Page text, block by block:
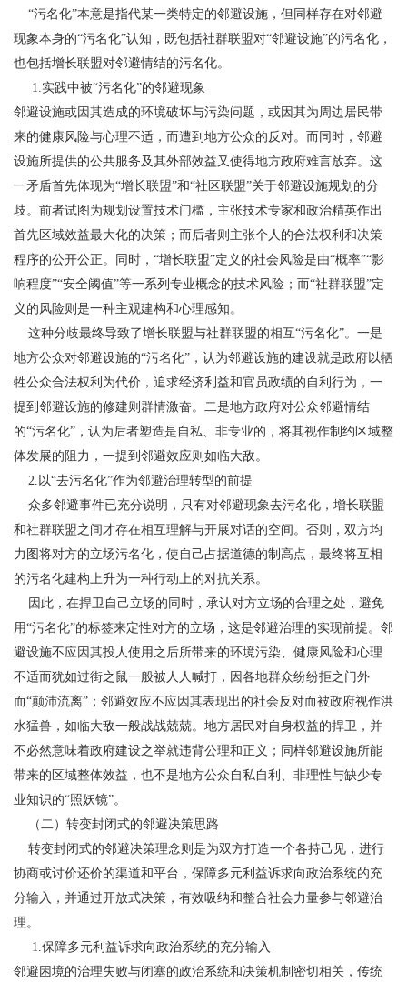
“污名化”本意是指代某一类特定的邻避设施，但同样存在对邻避
现象本身的“污名化”认知，既包括社群联盟对“邻避设施”的污名化，
也包括增长联盟对邻避情结的污名化。
1.实践中被“污名化”的邻避现象
邻避设施或因其造成的环境破坏与污染问题，或因其为周边居民带
来的健康风险与心理不适，而遭到地方公众的反对。而同时，邻避
设施所提供的公共服务及其外部效益又使得地方政府难言放弃。 这
一矛盾首先体现为“增长联盟”和“社区联盟”关于邻避设施规划的分
歧。前者试图为规划设置技术门槛，主张技术专家和政治精英作出
首先区域效益最大化的决策；而后者则主张个人的合法权利和决策
程序的公开公正。同时，“增长联盟”定义的社会风险是由“概率”“影
响程度”“安全阈值”等一系列专业概念的技术风险；而“社群联盟”定
义的风险则是一种主观建构和心理感知。
这种分歧最终导致了增长联盟与社群联盟的相互“污名化”。一是
地方公众对邻避设施的“污名化”，认为邻避设施的建设就是政府以牺
牲公众合法权利为代价，追求经济利益和官员政绩的自利行为，一
提到邻避设施的修建则群情激奋。二是地方政府对公众邻避情结
的“污名化”，认为后者塑造是自私、非专业的，将其视作制约区域整
体发展的阻力，一提到邻避效应则如临大敌。
2.以“去污名化”作为邻避治理转型的前提
众多邻避事件已充分说明，只有对邻避现象去污名化，增长联盟
和社群联盟之间才存在相互理解与开展对话的空间。否则，双方均
力图将对方的立场污名化，使自己占据道德的制高点，最终将互相
的污名化建构上升为一种行动上的对抗关系。
因此，在捍卫自己立场的同时，承认对方立场的合理之处，避免
用“污名化”的标签来定性对方的立场，这是邻避治理的实现前提。邻
避设施不应因其投人使用之后所带来的环境污染、健康风险和心理
不适而犹如过街之鼠一般被人人喊打，因各地群众纷纷拒之门外
而“颠沛流离”；邻避效应不应因其表现出的社会反对而被政府视作洪
水猛兽，如临大敌一般战战兢兢。地方居民对自身权益的捍卫，并
不必然意味着政府建设之举就违背公理和正义；同样邻避设施所能
带来的区域整体效益，也不是地方公众自私自利、非理性与缺少专
业知识的“照妖镜”。
（二）转变封闭式的邻避决策思路
转变封闭式的邻避决策理念则是为双方打造一个各持己见，进行
协商或讨价还价的渠道和平台，保障多元利益诉求向政治系统的充
分输入，并通过开放式决策，有效吸纳和整合社会力量参与邻避治
理。
1.保障多元利益诉求向政治系统的充分输入
邻避困境的治理失败与闭塞的政治系统和决策机制密切相关，传统